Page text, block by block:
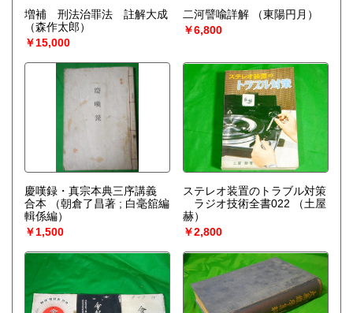
増補 刑法治罪法 註解大成
（森作太郎）
￥15,000
二河譬喩詳解
（東陽円月）
￥6,800
慶嘆録・真宗本典三序講義
合本
（朝倉了昌著 ; 白毫舘編
輯係編）
￥1,500
ステレオ装置のトラブル対策
ラジオ技術全書022
（土屋
赫）
￥2,800